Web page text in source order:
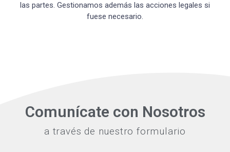
las partes. Gestionamos además las acciones legales si
fuese necesario.
Comunícate con Nosotros
a través de nuestro formulario